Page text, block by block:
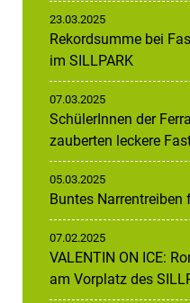
23.03.2025
Rekordsumme bei
im SILLPARK
07.03.2025
SchülerInnen der
zauberten leckere
05.03.2025
Buntes
07.02.2025
VALENTIN ON ICE:
am Vorplatz des